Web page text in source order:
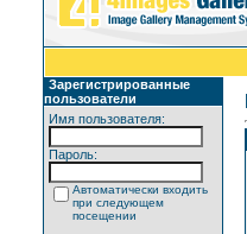
Зарегистрированные
пользователи
Имя пользователя:
Пароль:
Автоматически входить
при следующем
посещении